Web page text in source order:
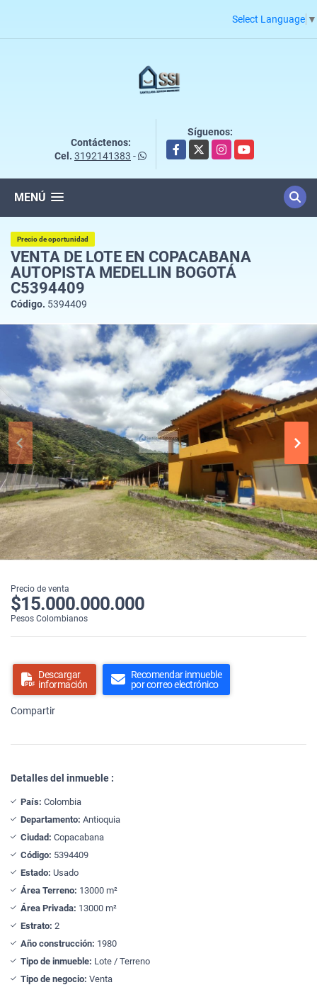
Select Language ▼
Contáctenos:
Cel. 3192141383 -
Síguenos:
Facebook
X InstagramYouTube
MENÚ
Precio de oportunidad
VENTA DE LOTE EN COPACABANA
AUTOPISTA MEDELLIN BOGOTÁ
C5394409
Código. 5394409
Precio de venta
$15.000.000.000
Pesos Colombianos
Descargar
información
Recomendar inmueble
por correo electrónico
Compartir
Detalles del inmueble :
País: Colombia
Departamento: Antioquia
Ciudad: Copacabana
Código: 5394409
Estado: Usado
Área Terreno: 13000 m²
Área Privada: 13000 m²
Estrato: 2
Año construcción: 1980
Tipo de inmueble: Lote / Terreno
Tipo de negocio: Venta